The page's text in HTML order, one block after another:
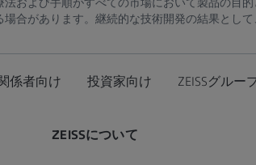
および手順がすべての市場において製品の目
合があります。継続的な技術開発の結果とし
係者向け 投資家向け ZEISSグルー
ZEISSについて